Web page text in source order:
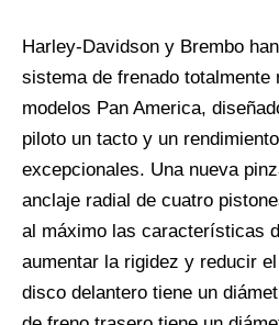
Harley-Davidson y Brembo
sistema de frenado totalmente
modelos Pan America,
piloto un tacto y un
excepcionales. Una nueva
anclaje radial de cuatro
al máximo las características
aumentar la rigidez y reducir
disco delantero tiene un